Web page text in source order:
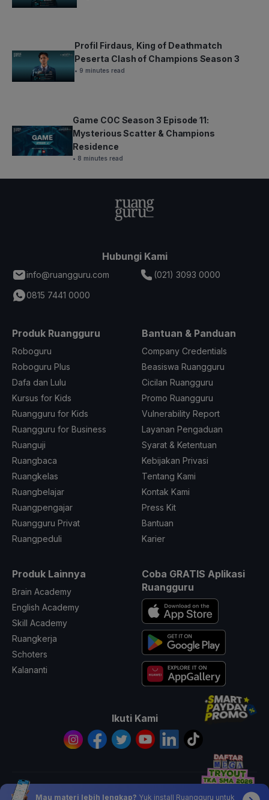
Profil Firdaus, King of Deathmatch
Peserta Clash of Champions Season 3
• 9 minutes read
Game COC Season 3 Episode 11:
Mysterious Scatter & Champions
Residence
• 8 minutes read
Hubungi Kami
info@ruangguru.com
(021) 3093 0000
0815 7441 0000
Produk Ruangguru
Roboguru
Roboguru Plus
Dafa dan Lulu
Kursus for Kids
Ruangguru for Kids
Ruangguru for Business
Ruanguji
Ruangbaca
Ruangkelas
Ruangbelajar
Ruangpengajar
Ruangguru Privat
Ruangpeduli
Bantuan & Panduan
Company Credentials
Beasiswa Ruangguru
Cicilan Ruangguru
Promo Ruangguru
Vulnerability Report
Layanan Pengaduan
Syarat & Ketentuan
Kebijakan Privasi
Tentang Kami
Kontak Kami
Press Kit
Bantuan
Karier
Produk Lainnya
Brain Academy
English Academy
Skill Academy
Ruangkerja
Schoters
Kalananti
Coba GRATIS Aplikasi
Ruangguru
Ikuti Kami
© 2026 All Rights Reserved PT. Ruang Raya Indonesia
Mau materi lebih lengkap? Yuk install Ruangguru untuk